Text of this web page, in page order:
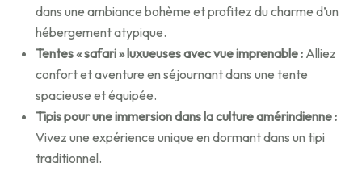
dans une ambiance bohème et profitez du charme d’un
hébergement atypique.
Tentes « safari » luxueuses avec vue imprenable : Alliez
confort et aventure en séjournant dans une tente
spacieuse et équipée.
Tipis pour une immersion dans la culture amérindienne :
Vivez une expérience unique en dormant dans un tipi
traditionnel.